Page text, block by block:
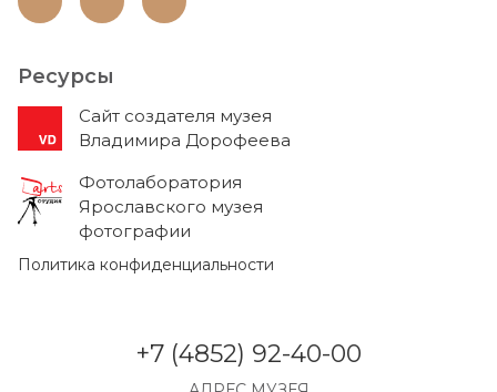
Ресурсы
Cайт создателя музея
Владимира Дорофеева
Фотолаборатория
Ярославского музея
фотографии
Политика конфиденциальности
+7 (4852) 92-40-00